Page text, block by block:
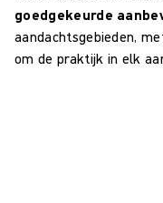
goedgekeurde
aandachtsgebieden,
om de praktijk in elk